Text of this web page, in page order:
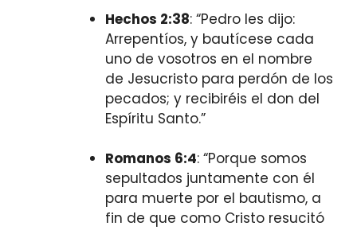
Hechos 2:38: “Pedro les dijo:
Arrepentíos, y bautícese cada
uno de vosotros en el nombre
de Jesucristo para perdón de los
pecados; y recibiréis el don del
Espíritu Santo.”
Romanos 6:4: “Porque somos
sepultados juntamente con él
para muerte por el bautismo, a
fin de que como Cristo resucitó